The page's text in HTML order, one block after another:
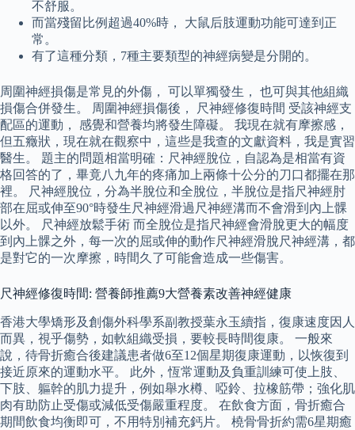
不舒服。
而當殘留比例超過40%時， 大鼠后肢運動功能可達到正
常。
有了這種分類，7種主要類型的神經病變是分開的。
周圍神經損傷是常見的外傷， 可以單獨發生， 也可與其他組織
損傷合併發生。 周圍神經損傷後， 尺神經修復時間 受該神經支
配區的運動， 感覺和營養均將發生障礙。 我現在就有摩擦感，
但五癥狀，現在就在觀察中，這些是我查的文獻資料，我是實習
醫生。 題主的問題相當明確：尺神經脫位，自認為是相當有資
格回答的了，畢竟八九年的疼痛加上兩條十公分的刀口都擺在那
裡。 尺神經脫位，分為半脫位和全脫位，半脫位是指尺神經肘
部在屈或伸至90°時發生尺神經滑過尺神經溝而不會滑到內上髁
以外。 尺神經放鬆手術 而全脫位是指尺神經會滑脫更大的幅度
到內上髁之外，每一次的屈或伸的動作尺神經滑脫尺神經溝，都
是對它的一次摩擦，時間久了可能會造成一些傷害。
尺神經修復時間: 營養師推薦9大營養素改善神經健康
香港大學矯形及創傷外科學系副教授葉永玉續指，復康速度因人
而異，視乎傷勢，如軟組織受損，要較長時間復康。 一般來
說，待骨折癒合後建議患者做6至12個星期復康運動，以恢復到
接近原來的運動水平。 此外，恆常運動及負重訓練可使上肢、
下肢、軀幹的肌力提升，例如舉水樽、啞鈴、拉橡筋帶；強化肌
肉有助防止受傷或減低受傷嚴重程度。 在飲食方面，骨折癒合
期間飲食均衡即可，不用特別補充鈣片。 橈骨骨折約需6星期癒